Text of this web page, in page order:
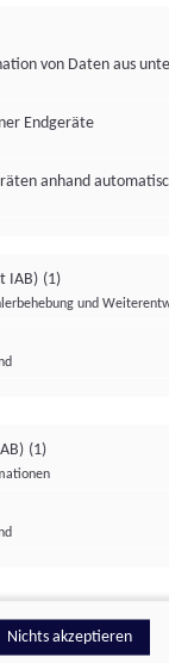
von Daten aus
Endgeräte
anhand
IAB) (1)
und
(1)
Nichts akzeptieren